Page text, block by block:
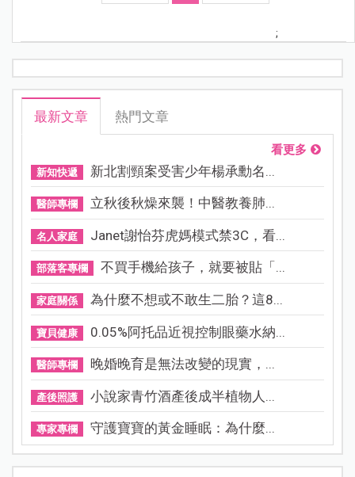
;
最新文章 熱門文章
看更多
新知快遞 新北割頸案受害少年楊承勳名...
醫師專欄 立秋後秋燥來襲！中醫教養肺...
名人家庭 Janet謝怡芬虎媽模式禁3C，看...
部落客專欄 不買手機給孩子，就要被貼「...
家庭關係 為什麼不想或不敢生二胎？這8...
寶貝健康 0.05%阿托品近視控制眼藥水納...
醫師專欄 晚婚晚育是無法改變的現實，...
產後照護 小說家青竹酒產後成半植物人...
專家專欄 守護寶寶的黃金睡眠：為什麼...